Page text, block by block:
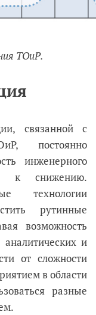
ТОиР.
связанной с
постоянно
инженерного
к снижению.
технологии
рутинные
возможность
и
от сложности
в области
разные